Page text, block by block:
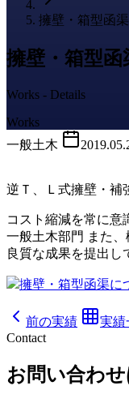
擁壁・箱型函渠
擁壁・箱型函
Works - Details
Works
一般土木
逆Ｔ、Ｌ式擁壁・補
コスト縮減を常に意
一般土木部門 また
良質な成果を提出し
擁壁・箱型函渠に
前の実績 実績
Contact
お問い合わ